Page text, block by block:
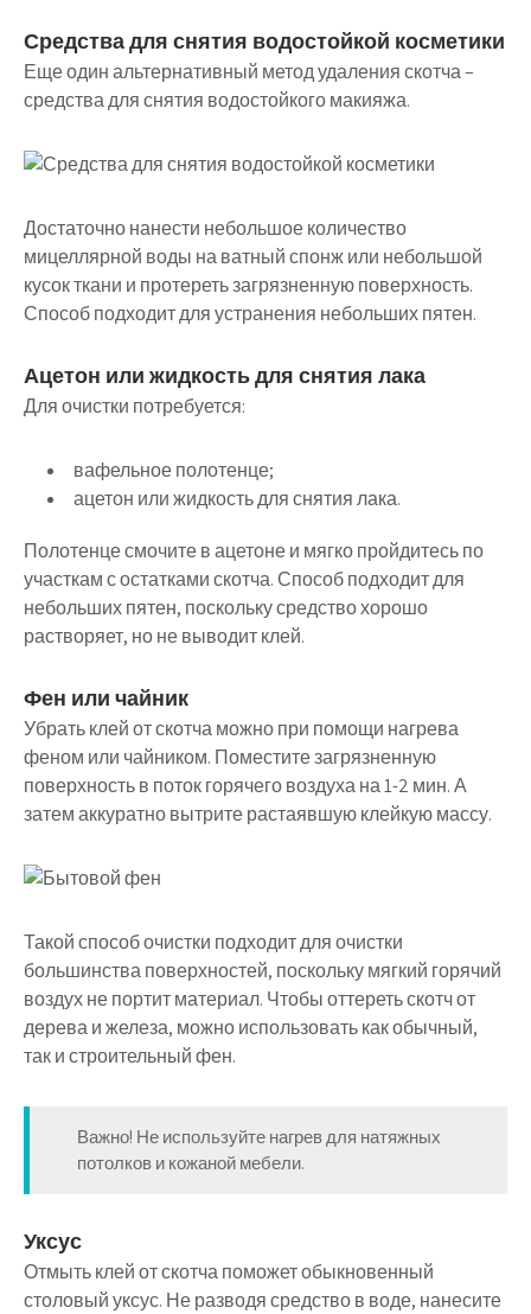
Средства для снятия водостойкой косметики
Еще один альтернативный метод удаления скотча –
средства для снятия водостойкого макияжа.
Достаточно нанести небольшое количество
мицеллярной воды на ватный спонж или небольшой
кусок ткани и протереть загрязненную поверхность.
Способ подходит для устранения небольших пятен.
Ацетон или жидкость для снятия лака
Для очистки потребуется:
вафельное полотенце;
ацетон или жидкость для снятия лака.
Полотенце смочите в ацетоне и мягко пройдитесь по
участкам с остатками скотча. Способ подходит для
небольших пятен, поскольку средство хорошо
растворяет, но не выводит клей.
Фен или чайник
Убрать клей от скотча можно при помощи нагрева
феном или чайником. Поместите загрязненную
поверхность в поток горячего воздуха на 1-2 мин. А
затем аккуратно вытрите растаявшую клейкую массу.
Такой способ очистки подходит для очистки
большинства поверхностей, поскольку мягкий горячий
воздух не портит материал. Чтобы оттереть скотч от
дерева и железа, можно использовать как обычный,
так и строительный фен.
Важно! Не используйте нагрев для натяжных
потолков и кожаной мебели.
Уксус
Отмыть клей от скотча поможет обыкновенный
столовый уксус. Не разводя средство в воде, нанесите